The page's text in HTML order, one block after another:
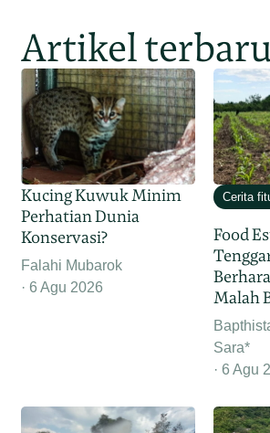
Artikel
Kucing Kuwuk Minim
Perhatian Dunia
Konservasi?
Falahi Mubarok
6 Agu 2026
Cerita
Food
Malah
Sara*
6 Agu